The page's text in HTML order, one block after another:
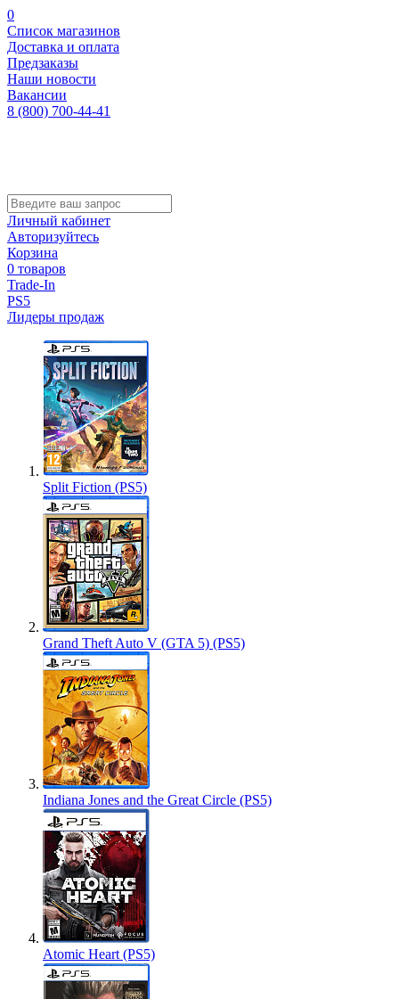
0
Список магазинов
Доставка и оплата
Предзаказы
Наши новости
Вакансии
8 (800) 700-44-41
Личный кабинет
Авторизуйтесь
Корзина
0 товаров
Trade-In
PS5
Лидеры продаж
Split Fiction (PS5)
Grand Theft Auto V (GTA 5) (PS5)
Indiana Jones and the Great Circle (PS5)
Atomic Heart (PS5)